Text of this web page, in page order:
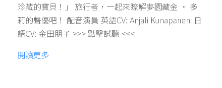
珍藏的寶貝！」 旅行者，一起來瞭解夢園藏金 ‧ 多
莉的聲優吧！ 配音演員 英語CV: Anjali Kunapaneni 日
語CV: 金田朋子 >>> 點擊試聽 <<<
閱讀更多